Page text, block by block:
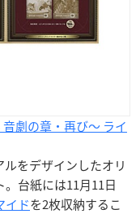
劇の章・再び～ ライ
をデザインしたオリ
台紙には11月11日
イドを2枚収納するこ